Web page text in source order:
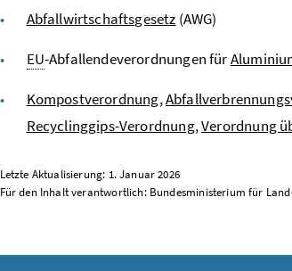
Abfallwirtschaftsgesetz (AWG)
EU-Abfallendeverordnungen für
Kompostverordnung,
Recyclinggips-Verordnung,Verordnung
Letzte Aktualisierung: 1. Januar 2026
Für den Inhalt verantwortlich: Bundesministerium für